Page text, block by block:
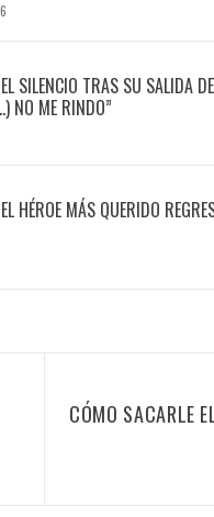
SILENCIO TRAS SU SALIDA
NO ME RINDO”
HÉROE MÁS QUERIDO
CÓMO SACARLE